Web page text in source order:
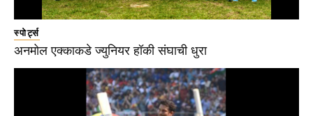
स्पोर्ट्स
अनमोल एक्काकडे ज्युनियर हॉकी संघाची धुरा